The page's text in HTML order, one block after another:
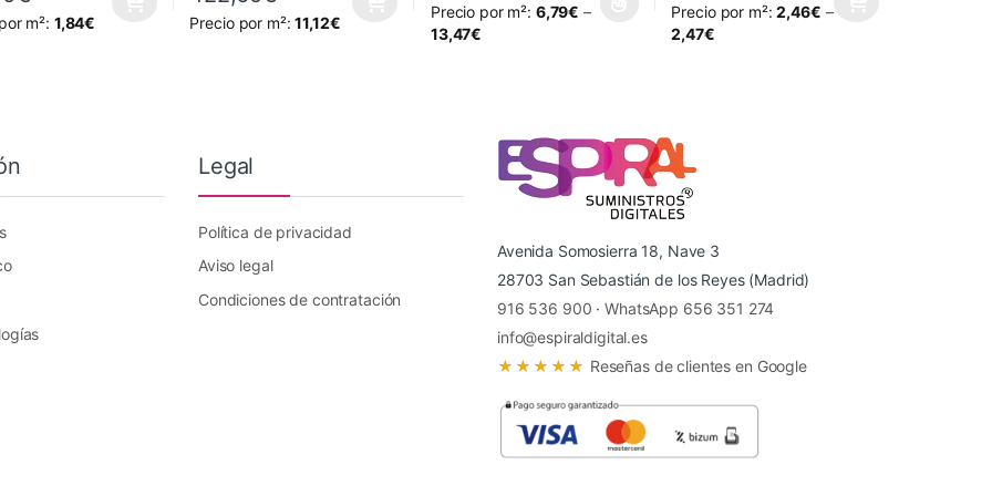
m²: 1,84€
tiene múltiples variantes. Las opciones se pueden elegir en la página de producto
Precio por m²:11,12€
Este producto tiene múltiples variantes. Las opciones se pueden elegir en la página de producto
Precio por m²: 6,79€ –
13,47€
Este producto tiene múltiples variantes. Las opciones se pueden elegir en la
Precio por m²:2,46€ –
2,47€
Este producto tiene múltiples variantes. Las
Legal
Política de privacidad
Aviso legal
Condiciones de contratación
Avenida Somosierra 18, Nave 3
28703 San Sebastián de los Reyes (Madrid)
916 536 900 ·WhatsApp 656 351 274
info@espiraldigital.es
★★★★★ Reseñas de clientes en Google